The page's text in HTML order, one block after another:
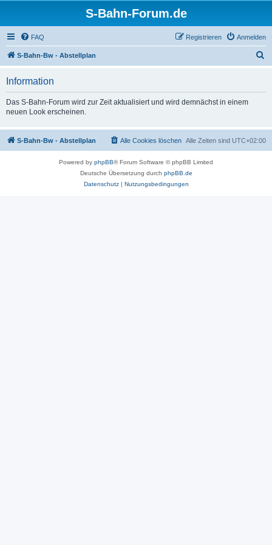
S-Bahn-Forum.de
FAQ Anmelden
Registrieren
S-Bahn-Bw - Abstellplan
Information
Das S-Bahn-Forum wird zur Zeit aktualisiert und wird demnächst in einem
neuen Look erscheinen.
S-Bahn-Bw - Abstellplan Alle Zeiten sind UTC+02:00
Alle Cookies löschen
Powered by phpBB® Forum Software © phpBB Limited
Deutsche Übersetzung durch phpBB.de
Datenschutz| Nutzungsbedingungen